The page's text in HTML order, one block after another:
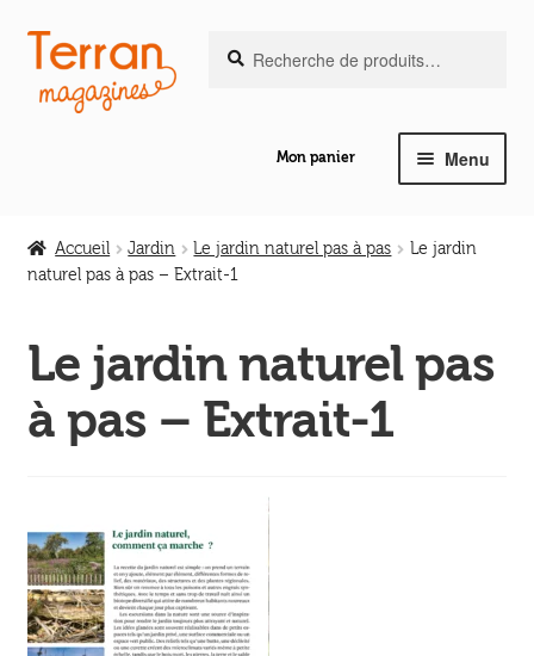
Aller
la
Aller
au
contenu
pour :
Mon panier Menu
le
menu
enfant
Les ouvrages
Ouvrir
Jeux & DVD
Accueil Jardin Le jardin naturel pas à pas
Le jardin
naturel pas à pas – Extrait-1
Le jardin naturel pas
à pas – Extrait-1